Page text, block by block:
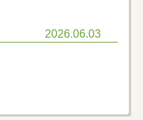
2026.06.03